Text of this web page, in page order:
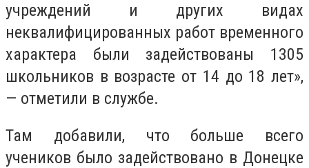
учреждений и других видах
неквалифицированных работ временного
характера были задействованы 1305
школьников в возрасте от 14 до 18 лет»,
— отметили в службе.
Там добавили, что больше всего
учеников было задействовано в Донецке